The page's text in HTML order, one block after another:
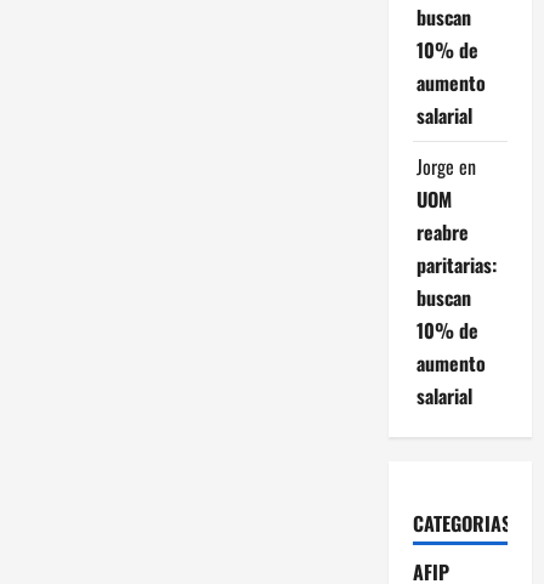
buscan
10% de
aumento
salarial
Jorge en
UOM
reabre
paritarias:
buscan
10% de
aumento
salarial
CATEGORIAS
AFIP